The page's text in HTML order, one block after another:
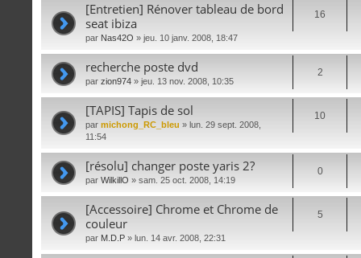
[Entretien] Rénover tableau de bord
seat ibiza
par Nas42O » jeu. 10 janv. 2008, 18:47
16
recherche poste dvd
par zion974 » jeu. 13 nov. 2008, 10:35
2
[TAPIS] Tapis de sol
par michong_RC_bleu » lun. 29 sept. 2008,
11:54
10
[résolu] changer poste yaris 2?
par WilkillO » sam. 25 oct. 2008, 14:19
0
[Accessoire] Chrome et Chrome de
couleur
par M.D.P » lun. 14 avr. 2008, 22:31
5